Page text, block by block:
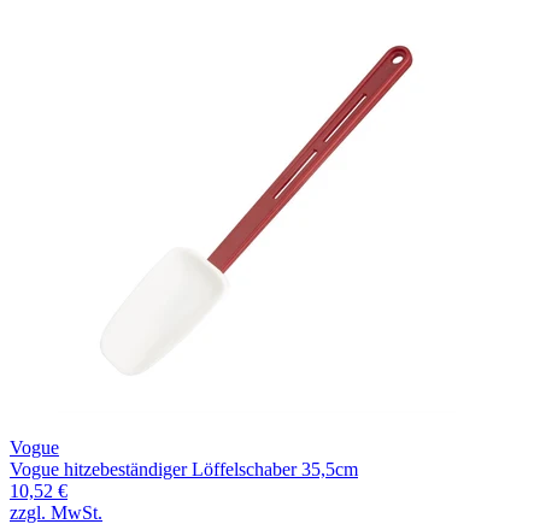
Vogue
Vogue hitzebeständiger Löffelschaber 35,5cm
10,52 €
zzgl. MwSt.